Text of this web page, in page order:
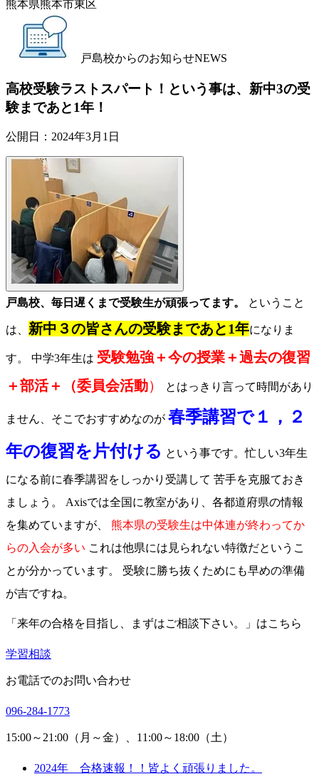
熊本県熊本市東区
戸島校からのお知らせNEWS
高校受験ラストスパート！という事は、新中3の受
験まであと1年！
公開日： 2024年3月1日
戸島校、毎日遅くまで受験生が頑張ってます。 ということ
は、 新中３の皆さんの受験まであと1年になりま
す。 中学3年生は 受験勉強＋今の授業＋過去の復習
＋部活＋（委員会活動） とはっきり言って時間があり
ません、そこでおすすめなのが 春季講習で１，２
年の復習を片付ける という事です。忙しい3年生
になる前に春季講習をしっかり受講して 苦手を克服ておき
ましょう。 Axisでは全国に教室があり、各都道府県の情報
を集めていますが、 熊本県の受験生は中体連が終わってか
らの入会が多い これは他県には見られない特徴だというこ
とが分かっています。 受験に勝ち抜くためにも早めの準備
が吉ですね。
「来年の合格を目指し、まずはご相談下さい。」はこちら
学習相談
お電話でのお問い合わせ
096-284-1773
15:00～21:00（月～金）、11:00～18:00（土）
2024年 合格速報！！皆よく頑張りました。